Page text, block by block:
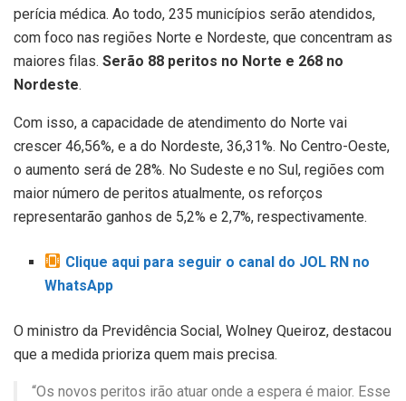
perícia médica. Ao todo, 235 municípios serão atendidos,
com foco nas regiões Norte e Nordeste, que concentram as
maiores filas. Serão 88 peritos no Norte e 268 no
Nordeste.
Com isso, a capacidade de atendimento do Norte vai
crescer 46,56%, e a do Nordeste, 36,31%. No Centro-Oeste,
o aumento será de 28%. No Sudeste e no Sul, regiões com
maior número de peritos atualmente, os reforços
representarão ganhos de 5,2% e 2,7%, respectivamente.
Clique aqui para seguir o canal do JOL RN no
WhatsApp
O ministro da Previdência Social, Wolney Queiroz, destacou
que a medida prioriza quem mais precisa.
“Os novos peritos irão atuar onde a espera é maior. Esse